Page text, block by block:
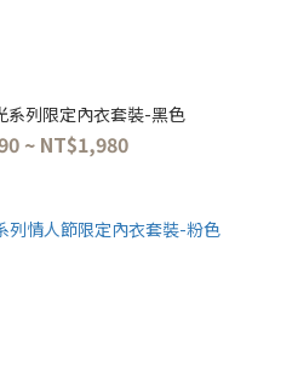
列限定內衣套裝-黑色
~ NT$1,980